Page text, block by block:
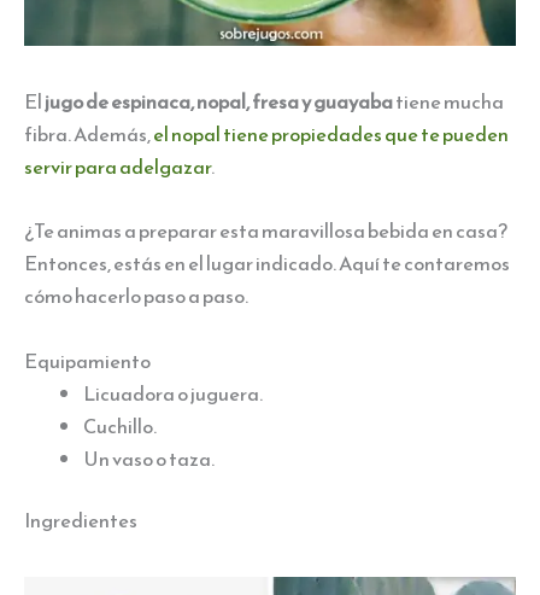
Eljugo de espinaca, nopal, fresa y guayabatiene mucha
fibra. Además,el nopal tiene propiedades que te pueden
servir para adelgazar.
¿Te animas a preparar esta maravillosa bebida en casa?
Entonces, estás en el lugar indicado. Aquí te contaremos
cómo hacerlo paso a paso.
Equipamiento
Licuadora o juguera.
Cuchillo.
Un vaso o taza.
Ingredientes